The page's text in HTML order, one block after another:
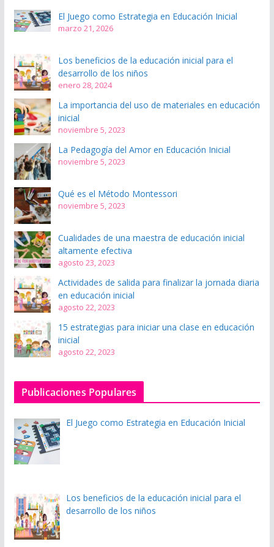
El Juego como Estrategia en Educación Inicial
marzo 21, 2026
Los beneficios de la educación inicial para el
desarrollo de los niños
enero 28, 2024
La importancia del uso de materiales en educación
inicial
noviembre 5, 2023
La Pedagogía del Amor en Educación Inicial
noviembre 5, 2023
Qué es el Método Montessori
noviembre 5, 2023
Cualidades de una maestra de educación inicial
altamente efectiva
agosto 23, 2023
Actividades de salida para finalizar la jornada diaria
en educación inicial
agosto 22, 2023
15 estrategias para iniciar una clase en educación
inicial
agosto 22, 2023
Publicaciones Populares
El Juego como Estrategia en Educación Inicial
Los beneficios de la educación inicial para el
desarrollo de los niños